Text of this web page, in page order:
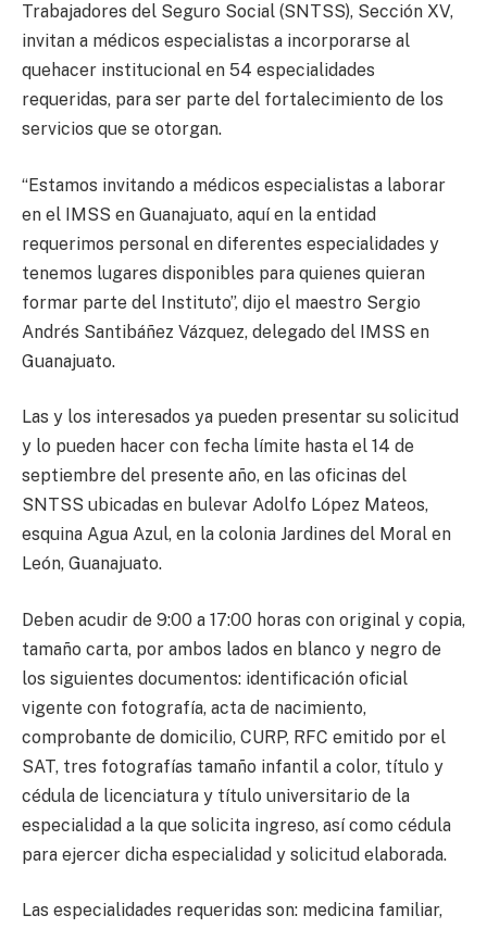
Trabajadores del Seguro Social (SNTSS), Sección XV,
invitan a médicos especialistas a incorporarse al
quehacer institucional en 54 especialidades
requeridas, para ser parte del fortalecimiento de los
servicios que se otorgan.
“Estamos invitando a médicos especialistas a laborar
en el IMSS en Guanajuato, aquí en la entidad
requerimos personal en diferentes especialidades y
tenemos lugares disponibles para quienes quieran
formar parte del Instituto”, dijo el maestro Sergio
Andrés Santibáñez Vázquez, delegado del IMSS en
Guanajuato.
Las y los interesados ya pueden presentar su solicitud
y lo pueden hacer con fecha límite hasta el 14 de
septiembre del presente año, en las oficinas del
SNTSS ubicadas en bulevar Adolfo López Mateos,
esquina Agua Azul, en la colonia Jardines del Moral en
León, Guanajuato.
Deben acudir de 9:00 a 17:00 horas con original y copia,
tamaño carta, por ambos lados en blanco y negro de
los siguientes documentos: identificación oficial
vigente con fotografía, acta de nacimiento,
comprobante de domicilio, CURP, RFC emitido por el
SAT, tres fotografías tamaño infantil a color, título y
cédula de licenciatura y título universitario de la
especialidad a la que solicita ingreso, así como cédula
para ejercer dicha especialidad y solicitud elaborada.
Las especialidades requeridas son: medicina familiar,